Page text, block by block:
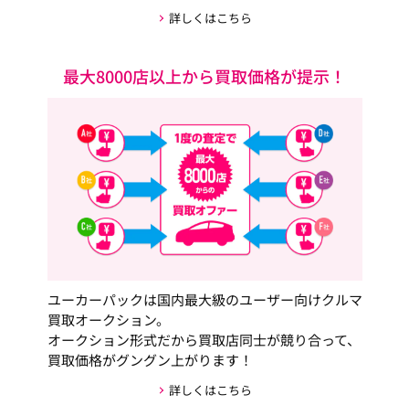
詳しくはこちら
最大8000店以上から買取価格が提示！
ユーカーパックは国内最大級のユーザー向けクルマ
買取オークション。
オークション形式だから買取店同士が競り合って、
買取価格がグングン上がります！
詳しくはこちら